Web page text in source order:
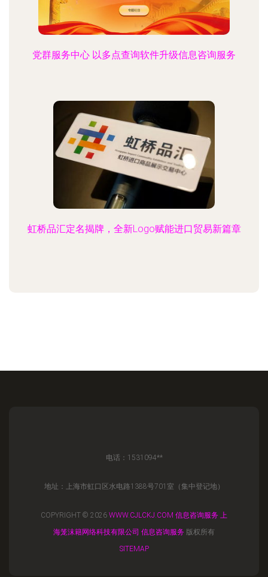
党群服务中心 以多点查询软件升级信息咨询服务
虹桥品汇定名揭牌，全新Logo赋能进口贸易新篇章
电话：1531094**
地址：上海市虹口区水电路1388号701室（集中登记地）
COPYRIGHT © 2026 WWW.CJLCKJ.COM 信息咨询服务 上
海笼沫籍网络科技有限公司 信息咨询服务 版权所有
SITEMAP